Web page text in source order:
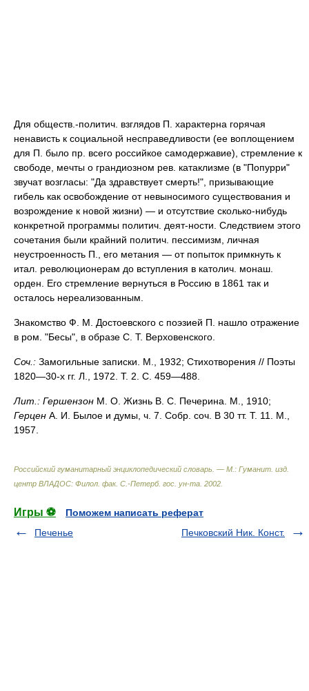
Для обществ.-политич. взглядов П. характерна горячая
ненависть к социальной несправедливости (ее воплощением
для П. было пр. всего российкое самодержавие), стремление к
свободе, мечты о грандиозном рев. катаклизме (в "Попурри"
звучат возгласы: "Да здравствует смерть!", призывающие
гибель как освобождение от невыносимого существования и
возрождение к новой жизни) — и отсутствие сколько-нибудь
конкретной программы политич. деят-ности. Следствием этого
сочетания были крайний политич. пессимизм, личная
неустроенность П., его метания — от попыток примкнуть к
итал. революционерам до вступления в католич. монаш.
орден. Его стремление вернуться в Россию в 1861 так и
осталось нереализованным.
Знакомство Ф. М. Достоевского с поэзией П. нашло отражение
в ром. "Бесы", в образе С. Т. Верховенского.
Соч.: Замогильные записки. М., 1932; Стихотворения // Поэты
1820—30-х гг. Л., 1972. Т. 2. С. 459—488.
Лит.: Гершензон М. О. Жизнь В. С. Печерина. М., 1910;
Герцен А. И. Былое и думы, ч. 7. Собр. соч. В 30 тт. Т. 11. М.,
1957.
Российский гуманитарный энциклопедический словарь. — М.: Гуманит. изд.
центр ВЛАДОС: Филол. фак. С.-Петерб. гос. ун-та 2002
Игры ⚽
Поможем написать реферат
Печенье
Печковский Ник. Конст.